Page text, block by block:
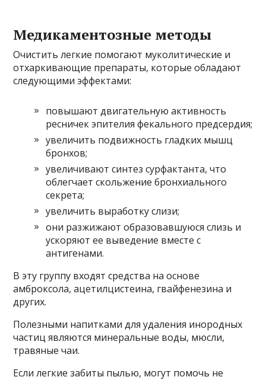
Медикаментозные методы
Очистить легкие помогают муколитические и
отхаркивающие препараты, которые обладают
следующими эффектами:
повышают двигательную активность
ресничек эпителия фекального предсердия;
увеличить подвижность гладких мышц
бронхов;
увеличивают синтез сурфактанта, что
облегчает скольжение бронхиального
секрета;
увеличить выработку слизи;
они разжижают образовавшуюся слизь и
ускоряют ее выведение вместе с
антигенами.
В эту группу входят средства на основе
амброксола, ацетилцистеина, гвайфенезина и
других.
Полезными напитками для удаления инородных
частиц являются минеральные воды, мюсли,
травяные чаи.
Если легкие забиты пылью, могут помочь не